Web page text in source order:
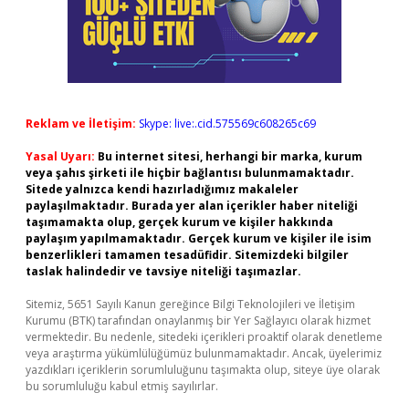
Reklam ve İletişim: Skype: live:.cid.575569c608265c69
Yasal Uyarı: Bu internet sitesi, herhangi bir marka, kurum
veya şahıs şirketi ile hiçbir bağlantısı bulunmamaktadır.
Sitede yalnızca kendi hazırladığımız makaleler
paylaşılmaktadır. Burada yer alan içerikler haber niteliği
taşımamakta olup, gerçek kurum ve kişiler hakkında
paylaşım yapılmamaktadır. Gerçek kurum ve kişiler ile isim
benzerlikleri tamamen tesadüfidir. Sitemizdeki bilgiler
taslak halindedir ve tavsiye niteliği taşımazlar.
Sitemiz, 5651 Sayılı Kanun gereğince Bilgi Teknolojileri ve İletişim
Kurumu (BTK) tarafından onaylanmış bir Yer Sağlayıcı olarak hizmet
vermektedir. Bu nedenle, sitedeki içerikleri proaktif olarak denetleme
veya araştırma yükümlülüğümüz bulunmamaktadır. Ancak, üyelerimiz
yazdıkları içeriklerin sorumluluğunu taşımakta olup, siteye üye olarak
bu sorumluluğu kabul etmiş sayılırlar.